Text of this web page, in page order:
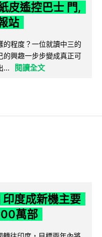
皮遙控巴士 門,
站
程度？一位就讀中三的
的興趣一步步變成真正可
...
閱讀全文
度成新機主要
萬部